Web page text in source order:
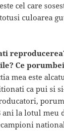
cel care
culoarea
Ce
mea este
ca pui si
ani la lotul meu